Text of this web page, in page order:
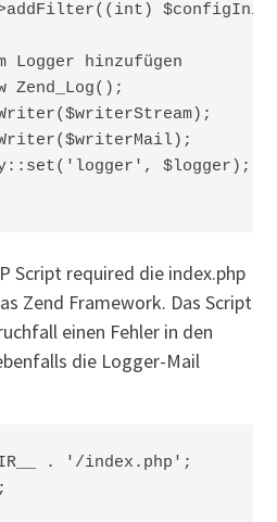
Logger hinzufügen
Zend_Log();
$logger);
Script required die index.php
Zend Framework. Das Script
einen Fehler in den
die Logger-Mail
. '/index.php';